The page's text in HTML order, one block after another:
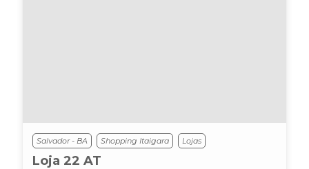
Salvador - BA Shopping Itaigara Lojas
Loja 22 AT